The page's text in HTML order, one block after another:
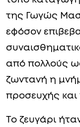
της Γωγώς
εφόσον
από πολλούς
ζωντανή η
προσευχής και
Το ζευγάρι